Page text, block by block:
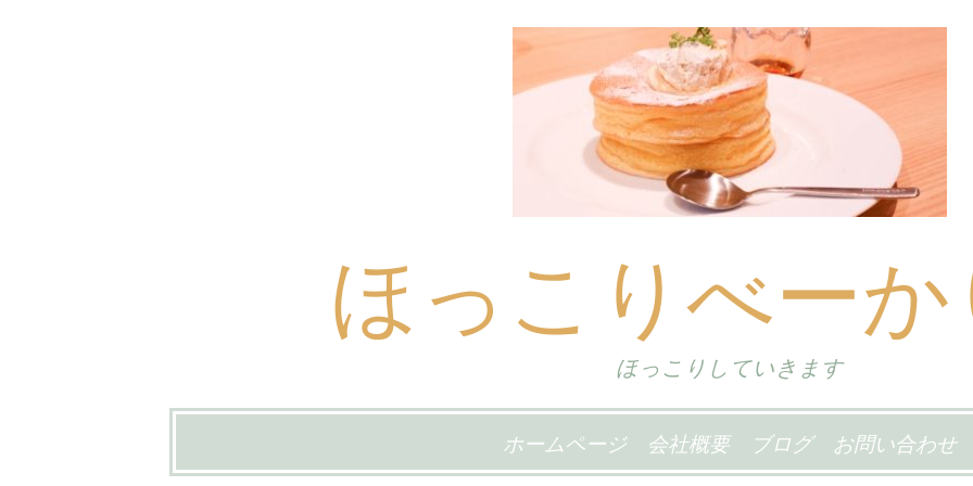
ほっこりべー
ほっこりしていきます
ン
ホームページ 会社概要 ブログ お問い合わせ